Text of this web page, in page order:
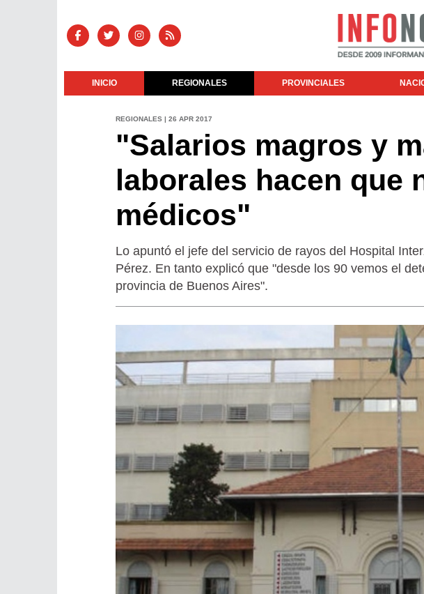
INICIO REGIONALES PROVINCIALES
REGIONALES | 26 APR 2017
"Salarios magros y
laborales hacen que
médicos"
Lo apuntó el jefe del servicio de rayos del Hospital
Pérez. En tanto explicó que "desde los 90 vemos el
provincia de Buenos Aires".